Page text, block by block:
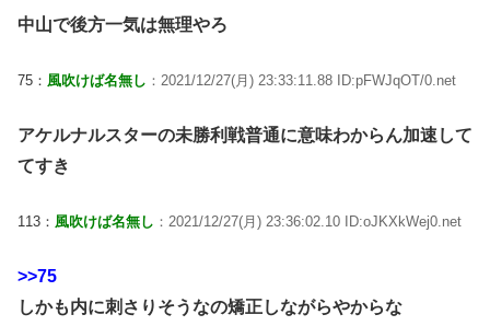
中山で後方一気は無理やろ
75： 風吹けば名無し ：2021/12/27(月) 23:33:11.88 ID:pFWJqOT/0.net
アケルナルスターの未勝利戦普通に意味わからん加速して
てすき
113： 風吹けば名無し ：2021/12/27(月) 23:36:02.10 ID:oJKXkWej0.net
>>75
しかも内に刺さりそうなの矯正しながらやからな